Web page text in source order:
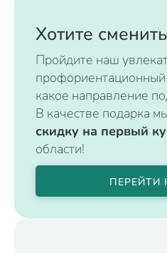
Хотите
Пройдите наш
профориентационный
какое направление
В качестве подарка
скидку на первый
области!
ПЕРЕЙТИ